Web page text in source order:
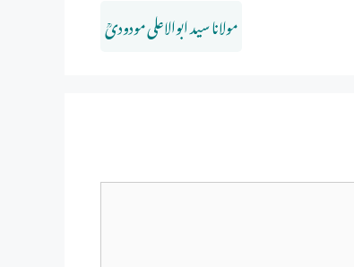
مولانا سید ابوالاعلی مودودیؒ